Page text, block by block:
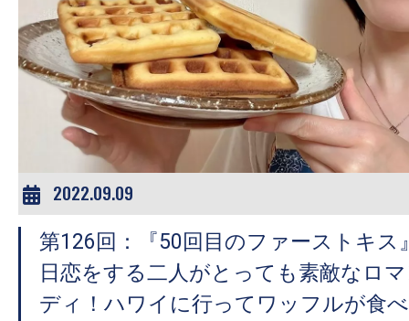
2022.09.09
第126回：『50回目のファーストキス
日恋をする二人がとっても素敵なロ
ディ！ハワイに行ってワッフルが食